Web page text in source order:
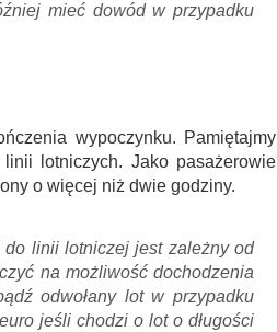
mieć dowód w przypadku
wypoczynku. Pamiętajmy
lotniczych. Jako pasażerowie
o więcej niż dwie godziny.
do linii lotniczej jest zależny od
na możliwość dochodzenia
odwołany lot w przypadku
jeśli chodzi o lot o długości